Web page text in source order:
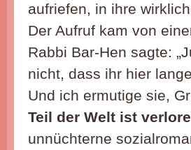
aufriefen, in ihre
Der Aufruf kam von
Rabbi Bar-Hen sagte:
nicht, dass ihr hier
Und ich ermutige sie,
Teil der Welt ist
unnüchterne